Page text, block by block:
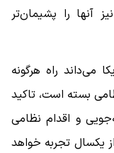
آنها را پشیمان‌تر
می‌داند راه هرگونه
بسته است، تاکید
و اقدام نظامی
یکسال تجربه خواهد